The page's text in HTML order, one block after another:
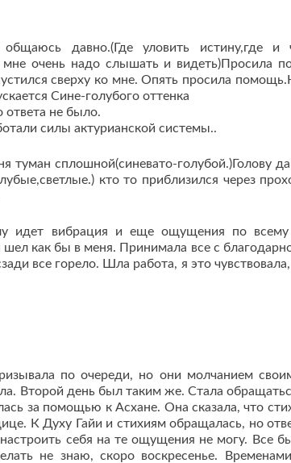
давно.(Где уловить истину,где и
мне очень надо слышать и видеть)Просила
сверху ко мне. Опять просила
Сине-голубого оттенка
не было.
силы актурианской системы..
туман сплошной(синевато-голубой.)Голову
кто то приблизился через
идет вибрация и еще ощущения по всему
как бы в меня. Принимала все с
все горело. Шла работа, я это
по очереди, но они молчанием
Второй день был таким же. Стала
за помощью к Асхане. Она сказала, что
К Духу Гайи и стихиям обращалась, но
себя на те ощущения не могу. Все
не знаю, скоро воскресенье. Временами